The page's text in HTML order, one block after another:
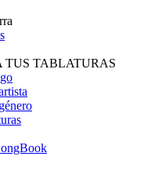
TUS TABLATURAS